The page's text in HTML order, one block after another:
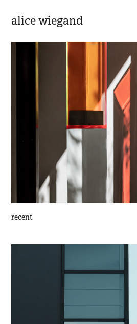
alice wiegand
recent